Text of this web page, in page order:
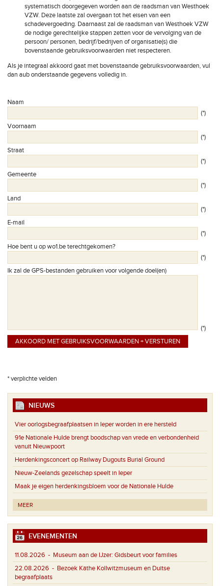
systematisch doorgegeven worden aan de raadsman van Westhoek
VZW. Deze laatste zal overgaan tot het eisen van een
schadevergoeding. Daarnaast zal de raadsman van Westhoek VZW
de nodige gerechtelijke stappen zetten voor de vervolging van de
persoon/ personen, bedrijf/bedrijven of organisatie(s) die
bovenstaande gebruiksvoorwaarden niet respecteren.
Als je integraal akkoord gaat met bovenstaande gebruiksvoorwaarden, vul
dan aub onderstaande gegevens volledig in.
Naam
(*)
Voornaam
(*)
Straat
(*)
Gemeente
(*)
Land
(*)
E-mail
(*)
Hoe bent u op wo1.be terechtgekomen?
(*)
Ik zal de GPS-bestanden gebruiken voor volgende doel(en)
(*)
* verplichte velden
NIEUWS
Vier oorlogsbegraafplaatsen in Ieper worden in ere hersteld
91e Nationale Hulde brengt boodschap van vrede en verbondenheid
vanuit Nieuwpoort
Herdenkingsconcert op Railway Dugouts Burial Ground
Nieuw-Zeelands gezelschap speelt in Ieper
Maak je eigen herdenkingsbloem voor de Nationale Hulde
MEER
EVENEMENTEN
11.08.2026 - Museum aan de IJzer: Gidsbeurt voor families
22.08.2026 - Bezoek Käthe Kollwitzmuseum en Duitse
begraafplaats